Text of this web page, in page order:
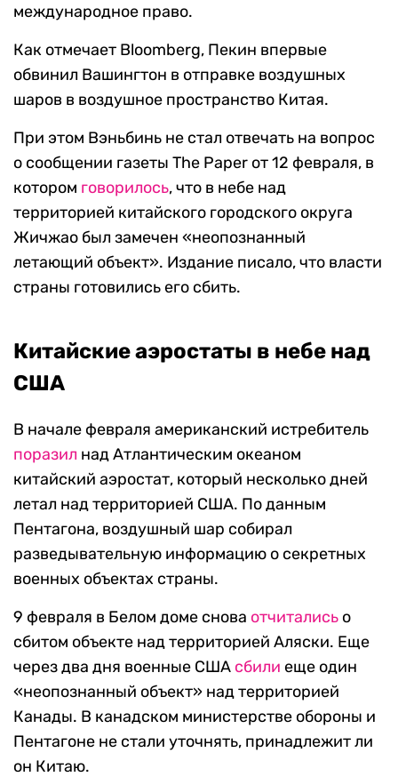
международное право.
Как отмечает Bloomberg, Пекин впервые
обвинил Вашингтон в отправке воздушных
шаров в воздушное пространство Китая.
При этом Вэньбинь не стал отвечать на вопрос
о сообщении газеты The Paper от 12 февраля, в
котором говорилось, что в небе над
территорией китайского городского округа
Жичжао был замечен «неопознанный
летающий объект». Издание писало, что власти
страны готовились его сбить.
Китайские аэростаты в небе над
США
В начале февраля американский истребитель
поразил над Атлантическим океаном
китайский аэростат, который несколько дней
летал над территорией США. По данным
Пентагона, воздушный шар собирал
разведывательную информацию о секретных
военных объектах страны.
9 февраля в Белом доме снова отчитались о
сбитом объекте над территорией Аляски. Еще
через два дня военные США сбили еще один
«неопознанный объект» над территорией
Канады. В канадском министерстве обороны и
Пентагоне не стали уточнять, принадлежит ли
он Китаю.